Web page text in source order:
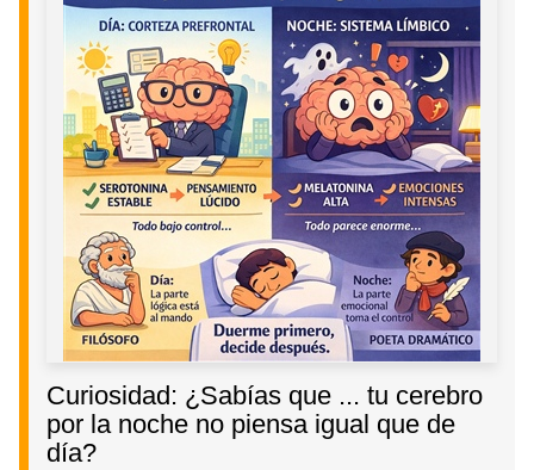
Curiosidad: ¿Sabías que ... tu cerebro
por la noche no piensa igual que de
día?